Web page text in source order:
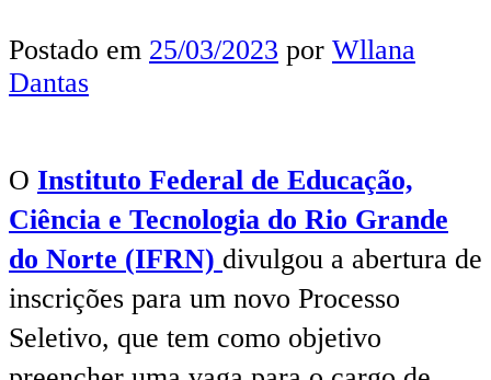
Postado em 25/03/2023 por Wllana
Dantas
O Instituto Federal de Educação,
Ciência e Tecnologia do Rio Grande
do Norte (IFRN) divulgou a abertura de
inscrições para um novo Processo
Seletivo, que tem como objetivo